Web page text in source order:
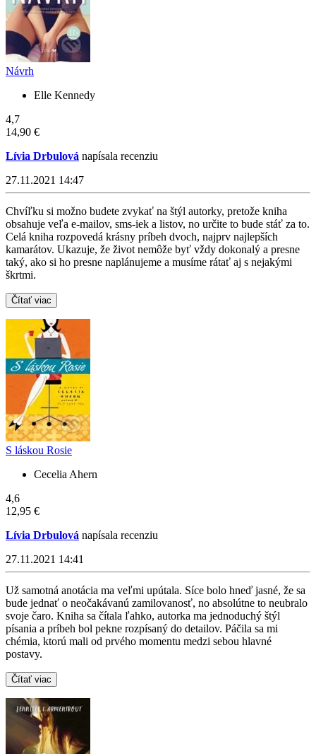
Návrh
Elle Kennedy
4,7
14,90 €
Lívia Drbulová napísala recenziu
27.11.2021 14:47
Chvíľku si možno budete zvykať na štýl autorky, pretože kniha
obsahuje veľa e-mailov, sms-iek a listov, no určite to bude stáť za to.
Celá kniha rozpovedá krásny príbeh dvoch, najprv najlepších
kamarátov. Ukazuje, že život nemôže byť vždy dokonalý a presne
taký, ako si ho presne naplánujeme a musíme rátať aj s nejakými
škrtmi.
Čítať viac
S láskou Rosie
Cecelia Ahern
4,6
12,95 €
Lívia Drbulová napísala recenziu
27.11.2021 14:41
Už samotná anotácia ma veľmi upútala. Síce bolo hneď jasné, že sa
bude jednať o neočakávanú zamilovanosť, no absolútne to neubralo
svoje čaro. Kniha sa čítala ľahko, autorka ma jednoduchý štýl
písania a príbeh bol pekne rozpísaný do detailov. Páčila sa mi
chémia, ktorú mali od prvého momentu medzi sebou hlavné
postavy.
Čítať viac